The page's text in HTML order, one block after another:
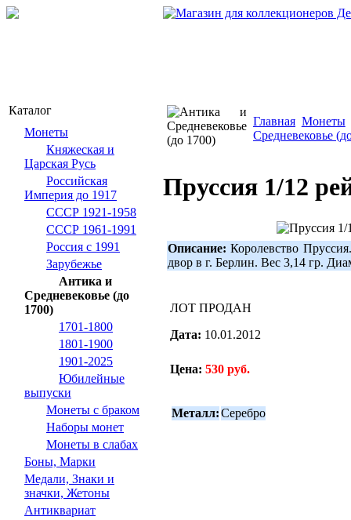
Каталог
Монеты
Княжеская и
Царская Русь
Российская
Империя до 1917
СССР 1921-1958
СССР 1961-1991
Россия с 1991
Зарубежье
Антика и
Средневековье (до
1700)
1701-1800
1801-1900
1901-2025
Юбилейные
выпуски
Монеты с браком
Наборы монет
Монеты в слабах
Боны, Марки
Медали, Знаки и
значки, Жетоны
Антиквариат
Главная Монеты
Средневековье
Пруссия 1/12
Описание: Королевство
двор в г. Берлин. Вес 3,14 гр.
ЛОТ ПРОДАН
Дата: 10.01.2012
Цена: 530 руб.
Металл:Серебро